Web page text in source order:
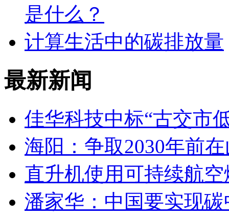
是什么？
计算生活中的碳排放量
最新新闻
佳华科技中标“古交市
海阳：争取2030年前
直升机使用可持续航
潘家华：中国要实现